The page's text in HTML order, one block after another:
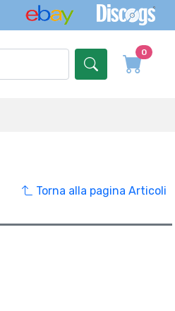
0
Torna alla pagina Articoli